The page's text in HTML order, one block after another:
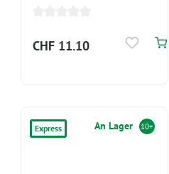
CHF 11.10
Express An Lager 10+